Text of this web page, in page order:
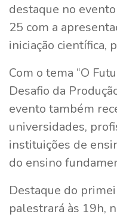
destaque no
25 com a
iniciação científica,
Com o tema “O
Desafio da
evento também
universidades,
instituições de
do ensino
Destaque do
palestrará às 19h,